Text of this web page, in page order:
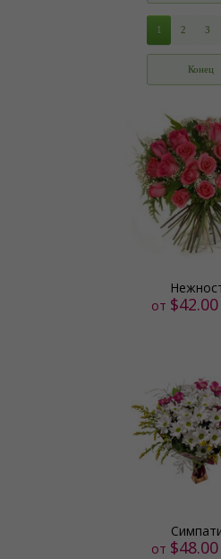
1 2 3
Конец
от
от